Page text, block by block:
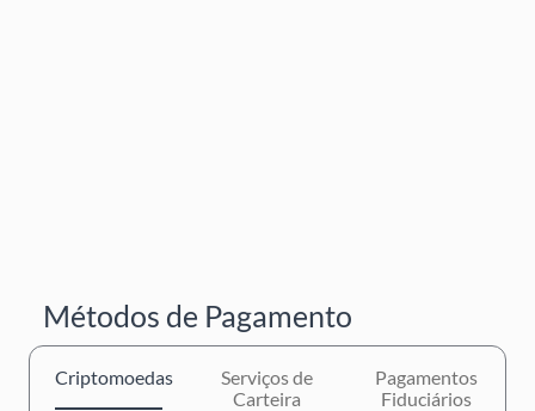
Métodos de Pagamento
Criptomoedas
Serviços de
Carteira
Pagamentos
Fiduciários